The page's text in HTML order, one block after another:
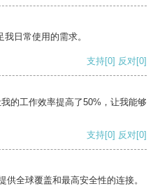
日常使用的需求。
支持[0] 反对[0]
的工作效率提高了50%，让我能够
支持[0] 反对[0]
全球覆盖和最高安全性的连接。